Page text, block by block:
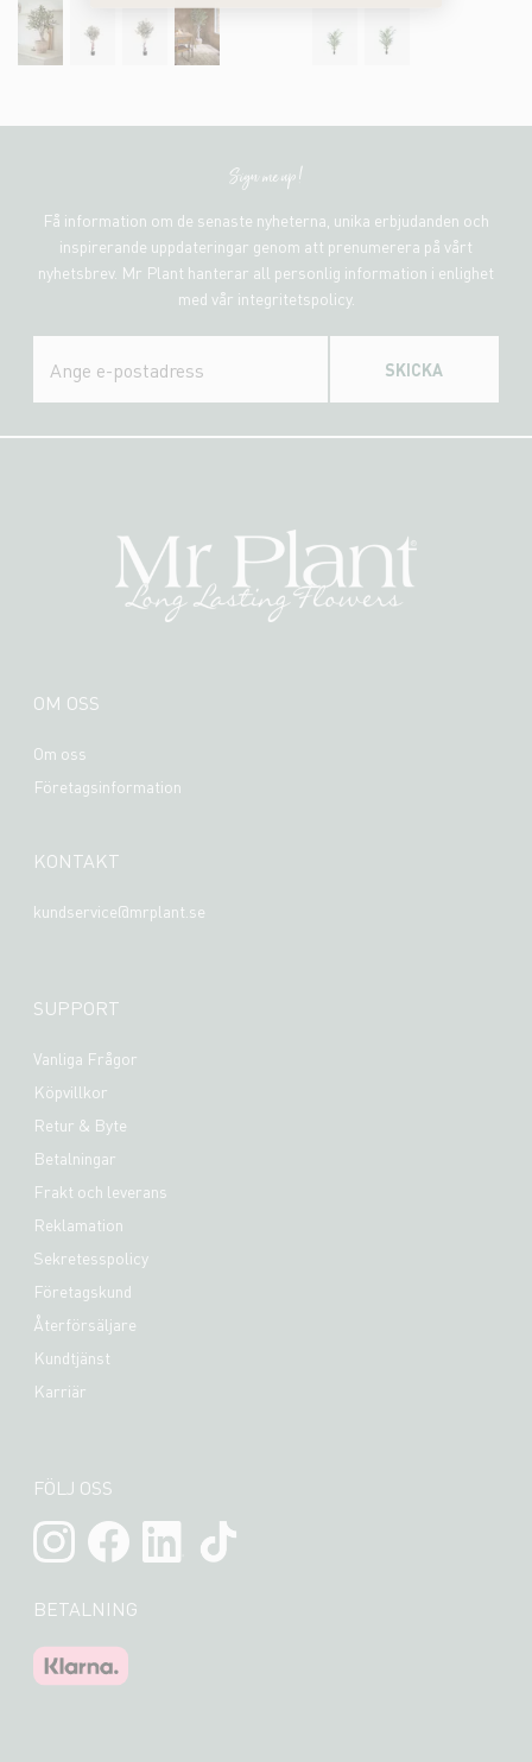
Sign me up!
Få information om de senaste nyheterna, unika erbjudanden och
inspirerande uppdateringar genom att prenumerera på vårt
nyhetsbrev. Mr Plant hanterar all personlig information i enlighet
med vår integritetspolicy.
SKICKA
OM OSS
Om oss
Företagsinformation
KONTAKT
kundservice@mrplant.se
SUPPORT
Vanliga Frågor
Köpvillkor
Retur & Byte
Betalningar
Frakt och leverans
Reklamation
Sekretesspolicy
Företagskund
Återförsäljare
Kundtjänst
Karriär
FÖLJ OSS
BETALNING